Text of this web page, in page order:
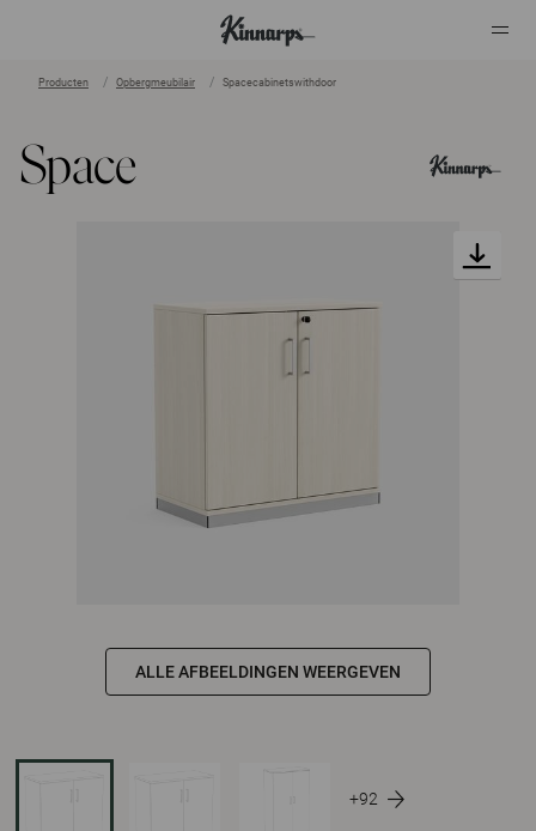
Producten Opbergmeubilair Spacecabinetswithdoor
Space
ALLE AFBEELDINGEN WEERGEVEN
+92